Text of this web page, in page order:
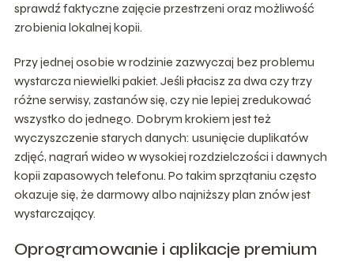
sprawdź faktyczne zajęcie przestrzeni oraz możliwość
zrobienia lokalnej kopii.
Przy jednej osobie w rodzinie zazwyczaj bez problemu
wystarcza niewielki pakiet. Jeśli płacisz za dwa czy trzy
różne serwisy, zastanów się, czy nie lepiej zredukować
wszystko do jednego. Dobrym krokiem jest też
wyczyszczenie starych danych: usunięcie duplikatów
zdjęć, nagrań wideo w wysokiej rozdzielczości i dawnych
kopii zapasowych telefonu. Po takim sprzątaniu często
okazuje się, że darmowy albo najniższy plan znów jest
wystarczający.
Oprogramowanie i aplikacje premium